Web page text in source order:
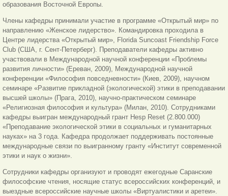
образования Восточной Европы.
Члены кафедры принимали участие в программе «Открытый мир» по
направлению «Женское лидерство». Командировка проходила в
Центре лидерства «Открытый мир», Florida Suncoast Friendship Force
Club (США, г. Сент-Петерберг). Преподаватели кафедры активно
участвовали в Международной научной конференции «Проблемы
развития личности» (Ереван, 2009), Международной научной
конференции «Философия повседневности» (Киев, 2009), научном
семинаре «Развитие прикладной (экологической) этики в преподавании
высшей школы» (Прага, 2010), научно-практическом семинаре
«Религиозная философия и культура» (Милан, 2010). Сотрудниками
кафедры выигран международный грант Hesp Reset (2.800.000)
«Преподавание экологической этики в социальных и гуманитарных
науках» на 3 года. Кафедра продолжает поддерживать постоянные
международные связи по выигранному гранту «Институт современной
этики и наук о жизни».
Сотрудники кафедры организуют и проводят ежегодные Саранские
философские чтения, носящие статус всероссийских конференций, и
выездные всероссийские научные школы «Виртуалистики и аретеи».